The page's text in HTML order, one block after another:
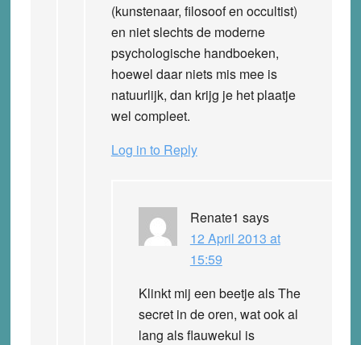
(kunstenaar, filosoof en occultist)
en niet slechts de moderne
psychologische handboeken,
hoewel daar niets mis mee is
natuurlijk, dan krijg je het plaatje
wel compleet.
Log in to Reply
Renate1 says
12 April 2013 at
15:59
Klinkt mij een beetje als The
secret in de oren, wat ook al
lang als flauwekul is